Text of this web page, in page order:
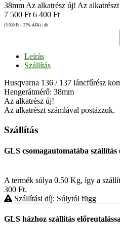
38mm Az alkatrész új! Az
7 500 Ft 6 400 Ft
(5 039 Ft + 27% ÁFA) / db
Leírás
Szállítás
Husqvarna 136 / 137 láncfűrész
Hengerátmérő: 38mm
Az alkatrész új!
Az alkatrészt számlával postázzuk.
Szállítás
GLS csomagautomatába szállítás
A termék súlya 0.50 Kg, így a
300 Ft.
Szállítási díj: Súlytól függ
GLS házhoz szállitás